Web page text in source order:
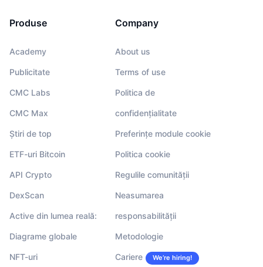
Produse
Academy
Publicitate
CMC Labs
CMC Max
Știri de top
ETF-uri Bitcoin
API Crypto
DexScan
Active din lumea reală:
Diagrame globale
NFT-uri
Company
About us
Terms of use
Politica de
confidențialitate
Preferințe module cookie
Politica cookie
Regulile comunității
Neasumarea
responsabilității
Metodologie
Cariere We’re hiring!